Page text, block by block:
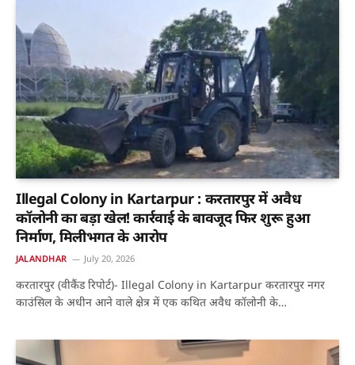
Illegal Colony in Kartarpur : करतारपुर में अवैध
कॉलोनी का बड़ा खेल! कार्रवाई के बावजूद फिर शुरू हुआ
निर्माण, मिलीभगत के आरोप
JALANDHAR July 20, 2026
करतारपुर (वीकैंड रिपोर्ट)- Illegal Colony in Kartarpur करतारपुर नगर
काउंसिल के अधीन आने वाले क्षेत्र में एक कथित अवैध कॉलोनी के…